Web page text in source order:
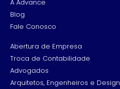
A Advance
Blog
Fale Conosco
Abertura de Empresa
Troca de Contabilidade
Advogados
Arquitetos, Engenheiros e